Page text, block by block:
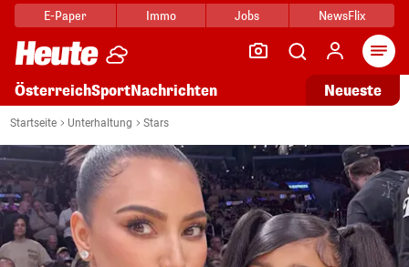
E-Paper Immo Jobs NewsFlix
ÖsterreichSportNachrichten Neueste
Startseite Unterhaltung Stars